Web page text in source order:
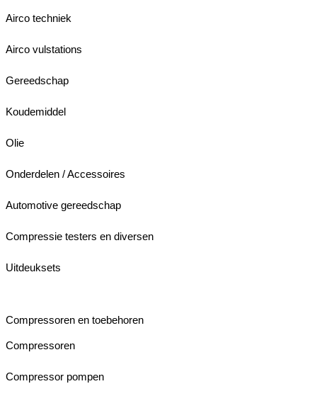
Airco techniek
Airco vulstations
Gereedschap
Koudemiddel
Olie
Onderdelen / Accessoires
Automotive gereedschap
Compressie testers en diversen
Uitdeuksets
Compressoren en toebehoren
Compressoren
Compressor pompen